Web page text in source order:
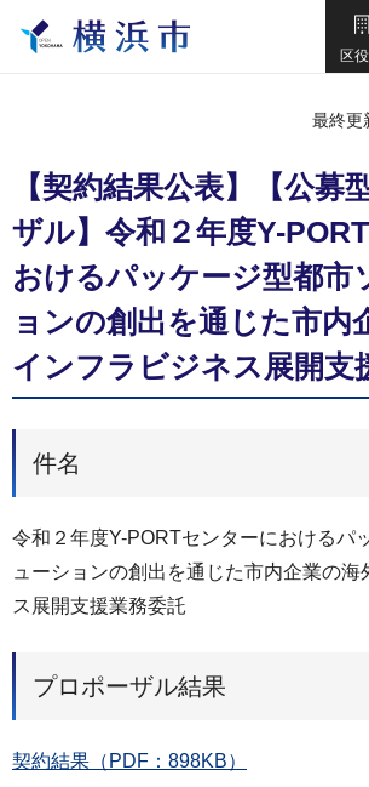
区
最終更
【契約結果公表】【公募
ザル】令和２年度Y-
おけるパッケージ型都市
ョンの創出を通じた市内
インフラビジネス展開支
件名
令和２年度Y-PORTセンターにおけるパ
ューションの創出を通じた市内企業の海
ス展開支援業務委託
プロポーザル結果
契約結果（PDF：898KB）